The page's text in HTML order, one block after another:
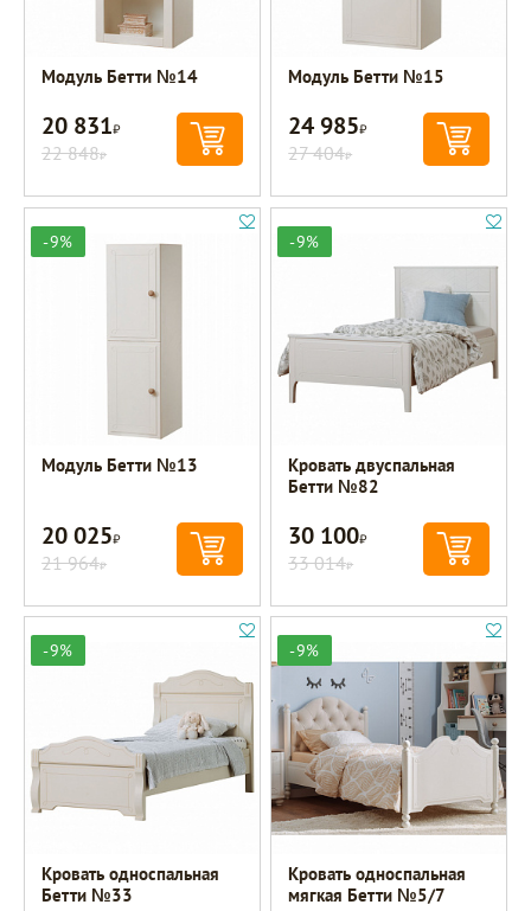
Модуль Бетти №14
20 831Р
22 848Р
Модуль Бетти №15
24 985Р
27 404Р
-9%
Модуль Бетти №13
20 025Р
21 964Р
-9%
Кровать двуспальная
Бетти №82
30 100Р
33 014Р
-9%
Кровать односпальная
Бетти №33
-9%
Кровать односпальная
мягкая Бетти №5/7